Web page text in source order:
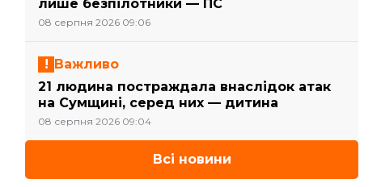
лише безпілотники — ПС
08 серпня 2026 09:06
Важливо
21 людина постраждала внаслідок атак
на Сумщині, серед них — дитина
08 серпня 2026 09:04
Всі новини